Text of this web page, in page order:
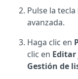
Pulse la tecla
avanzada.
Haga clic en
clic en Editar
Gestión de